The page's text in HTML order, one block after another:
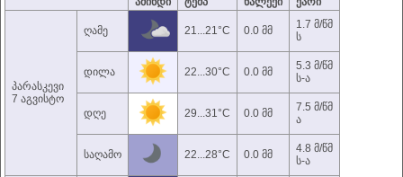
პარასკევი
7 აგვისტო
ღამე 21...21°C 0.0 მმ
1.7 მ/წმ
ს
დილა 22...30°C 0.0 მმ
5.3 მ/წმ
ს-ა
დღე 29...31°C 0.0 მმ
7.5 მ/წმ
ა
საღამო 22...28°C 0.0 მმ
4.8 მ/წმ
ს-ა